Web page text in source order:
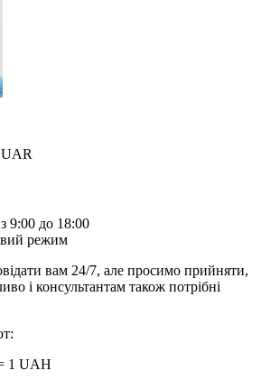
9:00 до 18:00
режим
вам 24/7, але просимо прийняти,
і консультантам також потрібні
1 UAH